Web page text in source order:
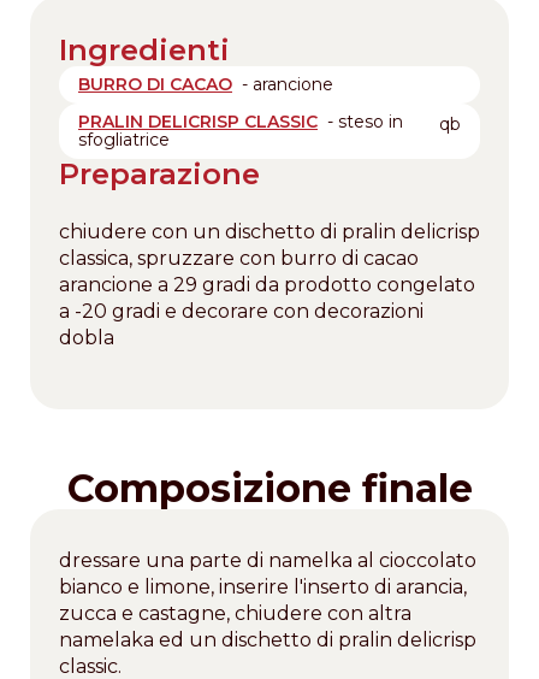
Ingredienti
BURRO DI CACAO - arancione
PRALIN DELICRISP CLASSIC - steso in
sfogliatrice
qb
Preparazione
chiudere con un dischetto di pralin delicrisp
classica, spruzzare con burro di cacao
arancione a 29 gradi da prodotto congelato
a -20 gradi e decorare con decorazioni
dobla
Composizione finale
dressare una parte di namelka al cioccolato
bianco e limone, inserire l'inserto di arancia,
zucca e castagne, chiudere con altra
namelaka ed un dischetto di pralin delicrisp
classic.